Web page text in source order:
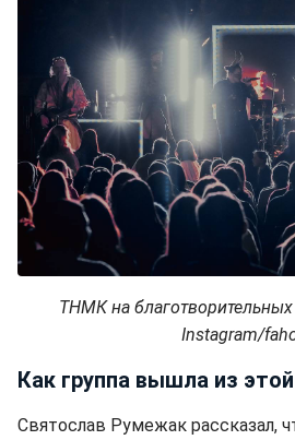
ТНМК на благотворительных
Instagram/
Как группа вышла из
Святослав Румежак рассказал,